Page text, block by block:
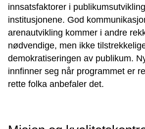
innsatsfaktorer i
institusjonene. God
arenautvikling kommer i andre
nødvendige, men ikke
demokratiseringen av publikum.
innfinner seg når programmet er
rette folka anbefaler det.